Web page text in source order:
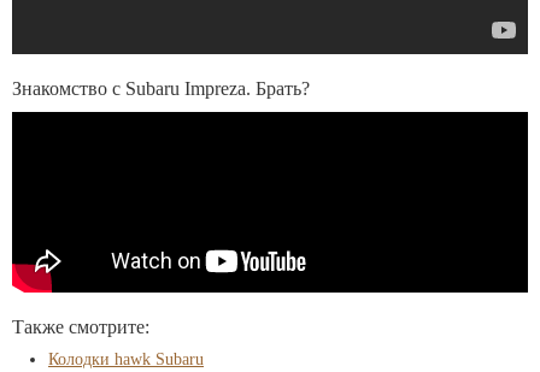
Знакомство с Subaru Impreza. Брать?
Также смотрите:
Колодки hawk Subaru